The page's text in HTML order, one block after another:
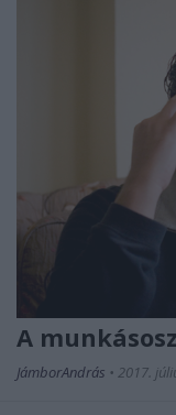
A
JámborAndrás • 2017.